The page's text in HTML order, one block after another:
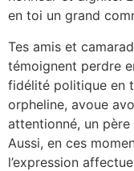
en toi un grand
Tes amis et
témoignent perdre
fidélité politique en
orpheline, avoue
attentionné, un
Aussi, en ces
l’expression